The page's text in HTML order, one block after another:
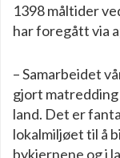
1398 måltider
har foregått via
– Samarbeidet
gjort
land. Det er
lokalmiljøet til å
bykjernene og i